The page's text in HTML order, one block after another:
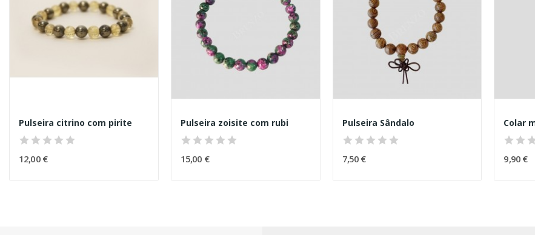
Pulseira citrino com pirite
12,00 €
Pulseira zoisite com rubi
15,00 €
Pulseira Sândalo
7,50 € 9,90 €